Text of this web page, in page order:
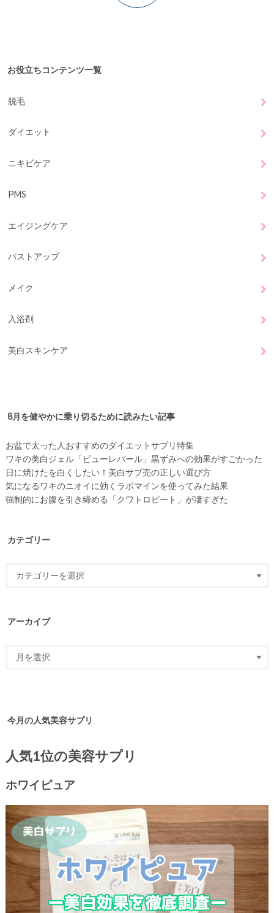
お役立ちコンテンツ一覧
脱毛
ダイエット
ニキビケア
PMS
エイジングケア
バストアップ
メイク
入浴剤
美白スキンケア
8月を健やかに乗り切るために読みたい記事
お盆で太った人おすすめのダイエットサプリ特集
ワキの美白ジェル「ピューレパール」黒ずみへの効果がすごかった
日に焼けたを白くしたい！美白サプ売の正しい選び方
気になるワキのニオイに効くラポマインを使ってみた結果
強制的にお腹を引き締める「クワトロビート」が凄すぎた
カテゴリー
アーカイブ
今月の人気美容サプリ
人気1位の美容サプリ
ホワイピュア